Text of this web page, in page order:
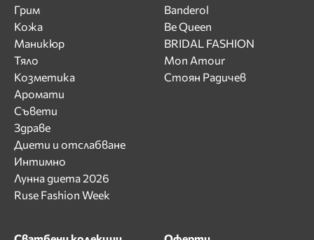
Грим
Кожа
Маникюр
Тяло
Козметика
Аромати
Съвети
Здраве
Диети и отслабване
Интимно
Лунна диета 2026
Ruse Fashion Week
Banderol
Be Queen
BRIDAL FASHION
Mon Amour
Стоян Радичев